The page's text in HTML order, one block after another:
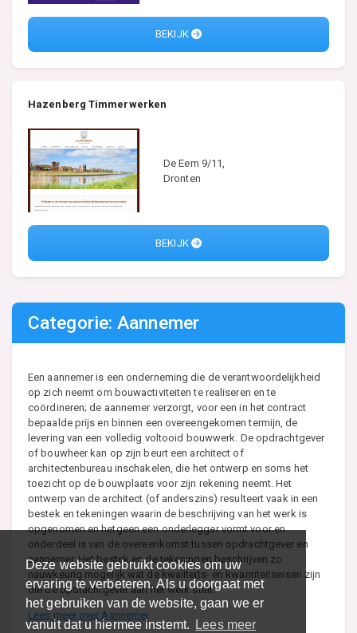
Deze website gebruikt cookies om uw
ervaring te verbeteren. Als u doorgaat met
het gebruiken van de website, gaan we er
vanuit dat u hiermee instemt.
Lees meer
BEKIJK
Hazenberg Timmerwerken
De Eem 9/11,
Dronten
BEKIJK
Categorie: Aannemer
Een aannemer is een onderneming die de verantwoordelijkheid
op zich neemt om bouwactiviteiten te realiseren en te
coördineren; de aannemer verzorgt, voor een in het contract
bepaalde prijs en binnen een overeengekomen termijn, de
levering van een volledig voltooid bouwwerk. De opdrachtgever
of bouwheer kan op zijn beurt een architect of
architectenbureau inschakelen, die het ontwerp en soms het
toezicht op de bouwplaats voor zijn rekening neemt. Het
ontwerp van de architect (of anderszins) resulteert vaak in een
bestek en tekeningen waarin de beschrijving van het werk is
opgenomen en hetgeen een onderlegger vormt voor en
onderdeel is van de overeenkomst tussen opdrachtgever en
aannemer. Het bestek en de tekeningen beschrijven zo
nauwkeurig mogelijk wat de kwaliteits- en kwantiteitseisen zijn
die de opdrachtgever aan het werk stelt.
Lees meer over Aannemer